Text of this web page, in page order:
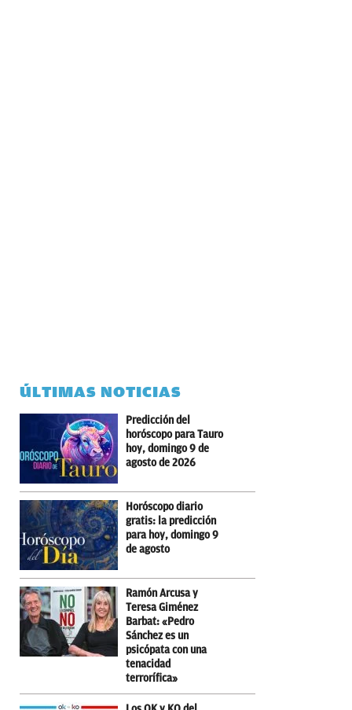
ÚLTIMAS NOTICIAS
Predicción del
horóscopo para Tauro
hoy, domingo 9 de
agosto de 2026
Horóscopo diario
gratis: la predicción
para hoy, domingo 9
de agosto
Ramón Arcusa y
Teresa Giménez
Barbat: «Pedro
Sánchez es un
psicópata con una
tenacidad
terrorífica»